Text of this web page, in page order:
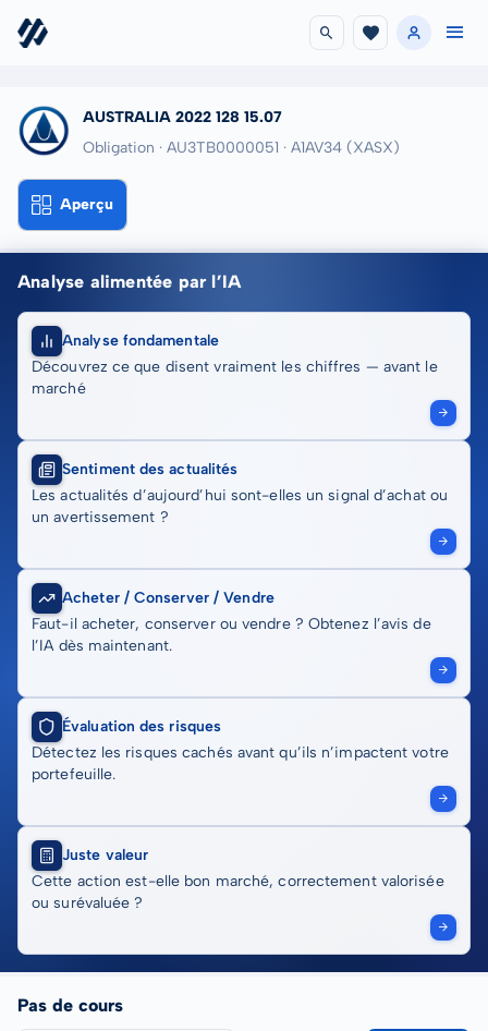
AUSTRALIA 2022 128 15.07
Obligation · AU3TB0000051 · A1AV34 (XASX)
Aperçu
Analyse alimentée par l’IA
Analyse fondamentale
Découvrez ce que disent vraiment les chiffres — avant le
marché
Sentiment des actualités
Les actualités d’aujourd’hui sont-elles un signal d’achat ou
un avertissement ?
Acheter / Conserver / Vendre
Faut-il acheter, conserver ou vendre ? Obtenez l’avis de
l’IA dès maintenant.
Évaluation des risques
Détectez les risques cachés avant qu’ils n’impactent votre
portefeuille.
Juste valeur
Cette action est-elle bon marché, correctement valorisée
ou surévaluée ?
Pas de cours